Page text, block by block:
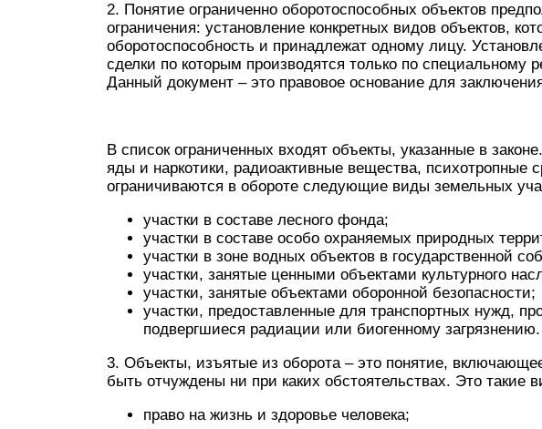
2. Понятие ограниченно оборотоспособных объектов
ограничения: установление конкретных видов объектов,
оборотоспособность и принадлежат одному лицу.
сделки по которым производятся только по специальному
Данный документ – это правовое основание для
В список ограниченных входят объекты, указанные в
яды и наркотики, радиоактивные вещества, психотропные
ограничиваются в обороте следующие виды земельных
участки в составе лесного фонда;
участки в составе особо охраняемых природных
участки в зоне водных объектов в государственной
участки, занятые ценными объектами культурного
участки, занятые объектами оборонной безопасности;
участки, предоставленные для транспортных нужд,
подвергшиеся радиации или биогенному загрязнению.
3. Объекты, изъятые из оборота – это понятие,
быть отчуждены ни при каких обстоятельствах. Это такие
право на жизнь и здоровье человека;